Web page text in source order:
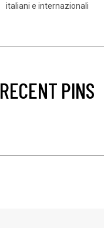
italiani e internazionali
RECENT PINS